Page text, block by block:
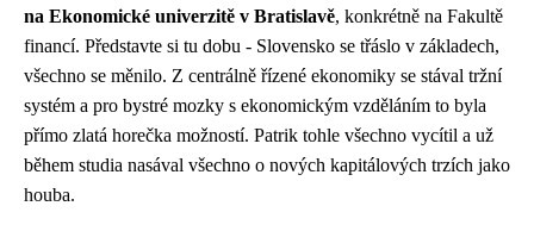
na Ekonomické univerzitě v Bratislavě, konkrétně na Fakultě
financí. Představte si tu dobu - Slovensko se třáslo v základech,
všechno se měnilo. Z centrálně řízené ekonomiky se stával tržní
systém a pro bystré mozky s ekonomickým vzděláním to byla
přímo zlatá horečka možností. Patrik tohle všechno vycítil a už
během studia nasával všechno o nových kapitálových trzích jako
houba.